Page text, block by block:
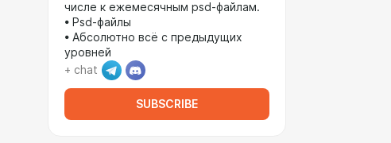
числе к ежемесячным psd-файлам.
• Psd-файлы
• Абсолютно всё с предыдущих
уровней
+ chat
SUBSCRIBE